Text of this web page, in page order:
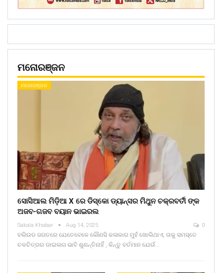
ମନୋରଞ୍ଜନ
ମନୋରଞ୍ଜନ
ସୋସିଆଲ ମିଡ଼ିଆ X ରେ ଡିସ୍କୋ ଡ୍ୟାନ୍ସର ମିଥୁନ ଚକ୍ରବର୍ତୀ ଙ୍କ
ଅଜବ-ଗଜବ ବୟାନ ଭାଇରଲ
Sakala Khabar Aug 14, 2025 0
ବଲିଉଡ ଜଗତରେ ଯେତେବେଳେ କୌଣସି କଳାକାର ମୁହଁ ଖୋଲିଥାଏ, ତାକୁ ସମସ୍ତେ
ଚଳଚିତ୍ରର ଡାଇଲଗ ଭାବି ଶୁଣନ୍ତିନାହିଁ , କିନ୍ତୁ ବର୍ତମାନ ଯେଉଁ…